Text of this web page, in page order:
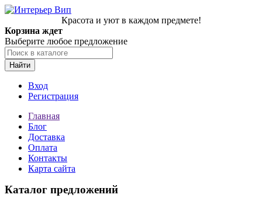
Красота и уют в каждом предмете!
Корзина ждет
Выберите любое предложение
Найти
Вход
Регистрация
Главная
Блог
Доставка
Оплата
Контакты
Карта сайта
Каталог предложений